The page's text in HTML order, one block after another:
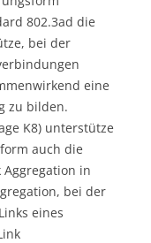
802.3ad die
bei der
eine
zu bilden.
K8) unterstütze
auch die
in
bei der
eines